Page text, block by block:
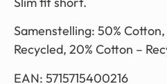
Samenstelling: 50%
Recycled, 20% Cotton –
EAN: 5715715400216